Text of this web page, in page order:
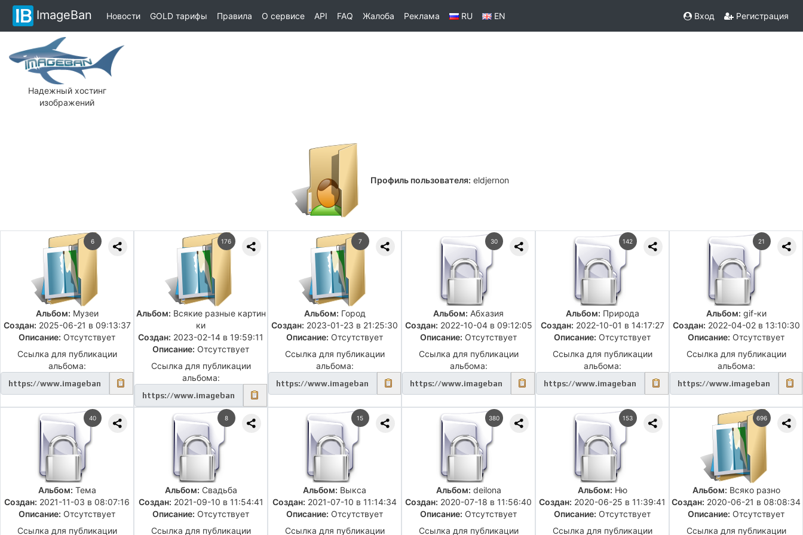
ImageBan Новости GOLD тарифы Правила О сервисе API FAQ Жалоба Реклама RU EN Вход Регистрация
Надежный хостинг
изображений
Профиль пользователя: eldjernon
6
Альбом: Музеи
Создан: 2025-06-21 в 09:13:37
Описание: Отсутствует
Ссылка для публикации
альбома:
176
Альбом: Всякие разные картин
ки
Создан: 2023-02-14 в 19:59:11
Описание: Отсутствует
Ссылка для публикации
альбома:
7
Альбом: Город
Создан: 2023-01-23 в 21:25:30
Описание: Отсутствует
Ссылка для публикации
альбома:
30
Альбом: Абхазия
Создан: 2022-10-04 в 09:12:05
Описание: Отсутствует
Ссылка для публикации
альбома:
142
Альбом: Природа
Создан: 2022-10-01 в 14:17:27
Описание: Отсутствует
Ссылка для публикации
альбома:
21
Альбом: gif-ки
Создан: 2022-04-02 в 13:10:30
Описание: Отсутствует
Ссылка для публикации
альбома:
40
Альбом: Тема
Создан: 2021-11-03 в 08:07:16
Описание: Отсутствует
Ссылка для публикации
8
Альбом: Свадьба
Создан: 2021-09-10 в 11:54:41
Описание: Отсутствует
Ссылка для публикации
15
Альбом: Выкса
Создан: 2021-07-10 в 11:14:34
Описание: Отсутствует
Ссылка для публикации
380
Альбом: deilona
Создан: 2020-07-18 в 11:56:40
Описание: Отсутствует
Ссылка для публикации
153
Альбом: Ню
Создан: 2020-06-25 в 11:39:41
Описание: Отсутствует
Ссылка для публикации
696
Альбом: Всяко разно
Создан: 2020-06-21 в 08:08:34
Описание: Отсутствует
Ссылка для публикации